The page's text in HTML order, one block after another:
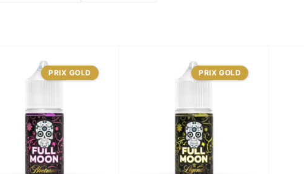
PRIX GOLD PRIX GOLD